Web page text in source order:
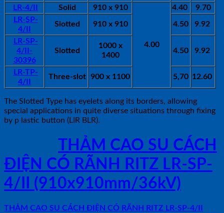
LR-4/II
Solid 910 x 910
4.00
4.40
9.70
LR-SP-
4/II
Slotted 910 x 910 4.50 9.92
LR-SP-
4/II-
30396
Slotted
1000 x
1400
4.50 9.92
LR-TP-
4/II
Three-slot 900 x 1100 5,70 12.60
The Slotted Type has eyelets along its borders, allowing
special applications in quite diverse situations through fixing
by p lastic button (LIR BLR).
THẢM CAO SU CÁCH
ĐIỆN CÓ RÃNH RITZ LR-SP-
4/II (910x910mm/36kV)
THẢM CAO SU CÁCH ĐIỆN CÓ RÃNH RITZ LR-SP-4/II